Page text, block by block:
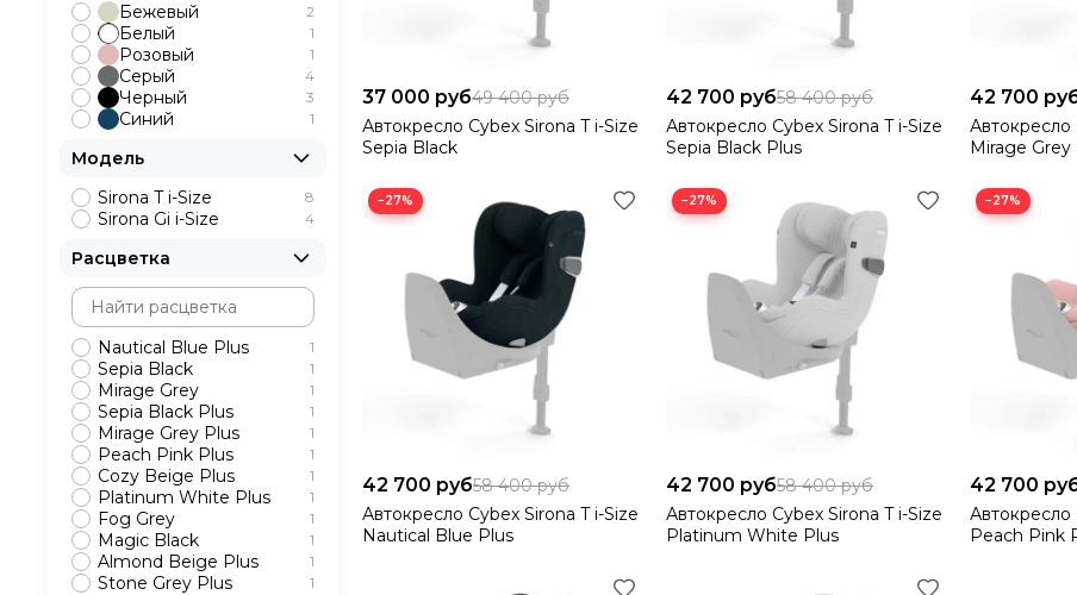
37 000 руб49 400 руб
Автокресло Cybex Sirona T i-Size
Sepia Black
42 700 руб58 400 руб
Автокресло Cybex Sirona T i-Size
Sepia Black Plus
42 700
Автокресло
Mirage Grey
−27%
42 700 руб58 400 руб
Автокресло Cybex Sirona T i-Size
Nautical Blue Plus
−27%
42 700 руб58 400 руб
Автокресло Cybex Sirona T i-Size
Platinum White Plus
−27%
42 700
Автокресло
Peach Pink
Бежевый
2
Белый 1
Розовый 1
Серый 4
Черный 3
Синий 1
Модель
Sirona T i-Size
8
Sirona Gi i-Size 4
Расцветка
Nautical Blue Plus 1
Sepia Black 1
Mirage Grey 1
Sepia Black Plus 1
Mirage Grey Plus 1
Peach Pink Plus 1
Cozy Beige Plus 1
Platinum White Plus 1
Fog Grey 1
Magic Black 1
Almond Beige Plus 1
Stone Grey Plus 1